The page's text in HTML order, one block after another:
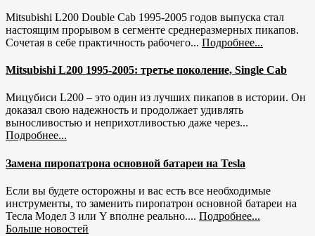
Mitsubishi L200 Double Cab 1995-2005 годов выпуска стал
настоящим прорывом в сегменте среднеразмерных пикапов.
Сочетая в себе практичность рабочего... Подробнее...
Mitsubishi L200 1995-2005: третье поколение, Single Cab
Мицубиси L200 – это один из лучших пикапов в истории. Он
доказал свою надежность и продолжает удивлять
выносливостью и неприхотливостью даже через...
Подробнее...
Замена пиропатрона основной батареи на Tesla
Если вы будете осторожны и вас есть все необходимые
инструменты, то заменить пиропатрон основной батареи на
Тесла Модел 3 или Y вполне реально.... Подробнее...
Больше новостей